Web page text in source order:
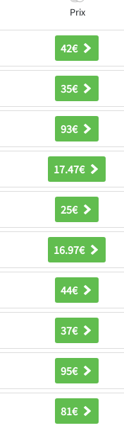
Prix
42€
35€
93€
17.47€
25€
16.97€
44€
37€
95€
81€